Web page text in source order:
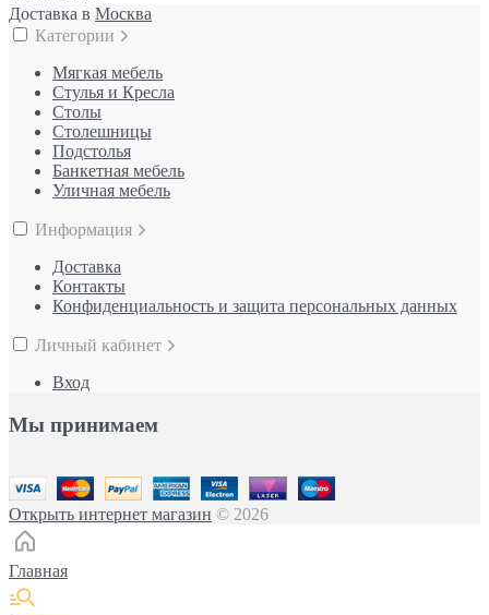
Доставка в Москва
Категории
Мягкая мебель
Стулья и Кресла
Столы
Столешницы
Подстолья
Банкетная мебель
Уличная мебель
Информация
Доставка
Контакты
Конфиденциальность и защита персональных данных
Личный кабинет
Вход
Мы принимаем
Открыть интернет магазин © 2026
Главная